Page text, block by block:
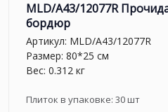
MLD/A43/12077R
бордюр
Артикул: MLD/A43/12077R
Размер: 80*25 см
Вес: 0.312 кг
Плиток в упаковке: 30шт